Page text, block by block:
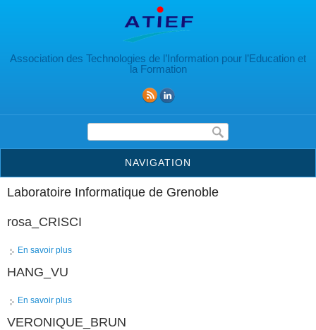
Association des Technologies de l’Information pour l’Education et
la Formation
Formulaire de recherche
NAVIGATION
Laboratoire Informatique de Grenoble
rosa_CRISCI
En savoir plus
HANG_VU
En savoir plus
VERONIQUE_BRUN